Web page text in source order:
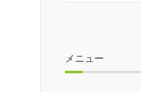
メニュー